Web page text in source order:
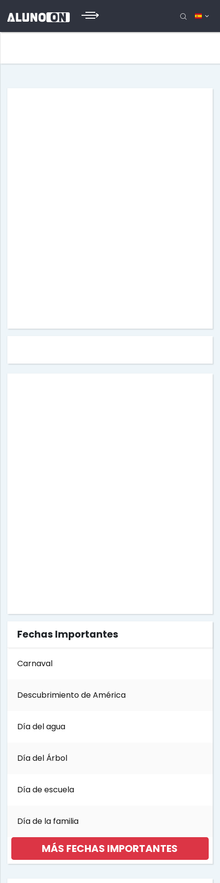
Fechas Importantes
Carnaval
Descubrimiento de América
Día del agua
Día del Árbol
Día de escuela
Día de la familia
MÁS FECHAS IMPORTANTES